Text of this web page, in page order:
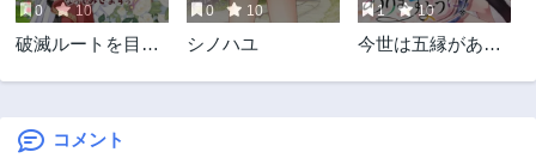
第11話
3年前
第10話
第9話 第8話
第7話
0 10
破滅ルートを目指
すっ!～推しのため
当て馬をやり遂げ
0 10
シノハユ
1 10
今世は五縁があり
コメント